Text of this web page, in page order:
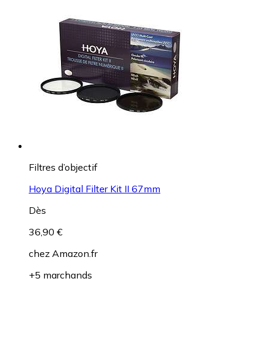
Filtres d’objectif
Hoya Digital Filter Kit II 67mm
Dès
36,90 €
chez Amazon.fr
+5 marchands